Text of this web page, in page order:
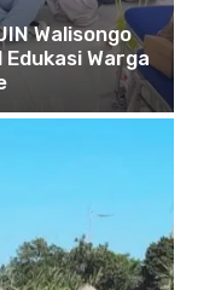
Walisongo
Warga